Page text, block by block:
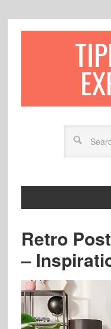
Retro
–